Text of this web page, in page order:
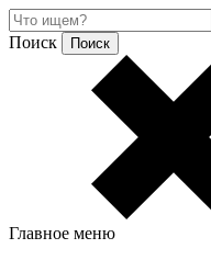
Поиск
Главное меню